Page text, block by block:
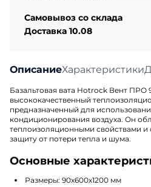
ОписаниеХарактеристики
Базальтовая вата Hotrock Вент ПРО
высококачественный
предназначенный для
кондиционирования воздуха. Он
теплоизоляционными свойствами и
защиту от потери тепла и шума.
Основные
Размеры: 90х600х1200 мм
Самовывоз со склада
Доставка 10.08